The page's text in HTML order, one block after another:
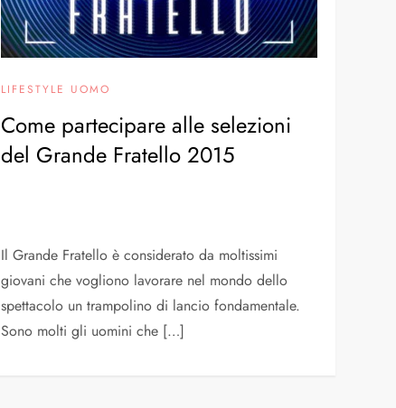
LIFESTYLE UOMO
Come partecipare alle selezioni
del Grande Fratello 2015
Il Grande Fratello è considerato da moltissimi
giovani che vogliono lavorare nel mondo dello
spettacolo un trampolino di lancio fondamentale.
Sono molti gli uomini che […]